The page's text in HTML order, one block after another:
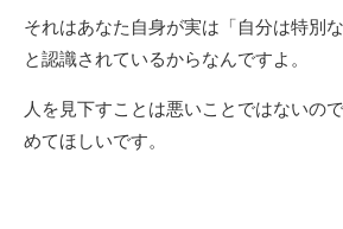
それはあなた自身が実は「自分は特別
と認識されているからなんですよ。
人を見下すことは悪いことではないの
めてほしいです。